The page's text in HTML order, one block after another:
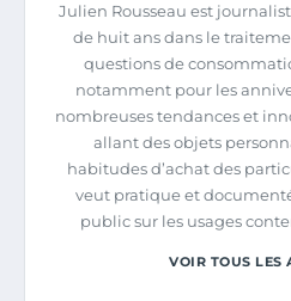
Julien Rousseau est
de huit ans dans le
questions de
notamment pour les
nombreuses tendances et
allant des objets
habitudes d’achat des
veut pratique et
public sur les usages
VOIR TOUS LES